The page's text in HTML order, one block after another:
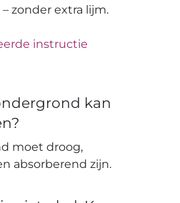
zonder extra lijm.
instructie
kan
moet droog,
absorberend zijn.